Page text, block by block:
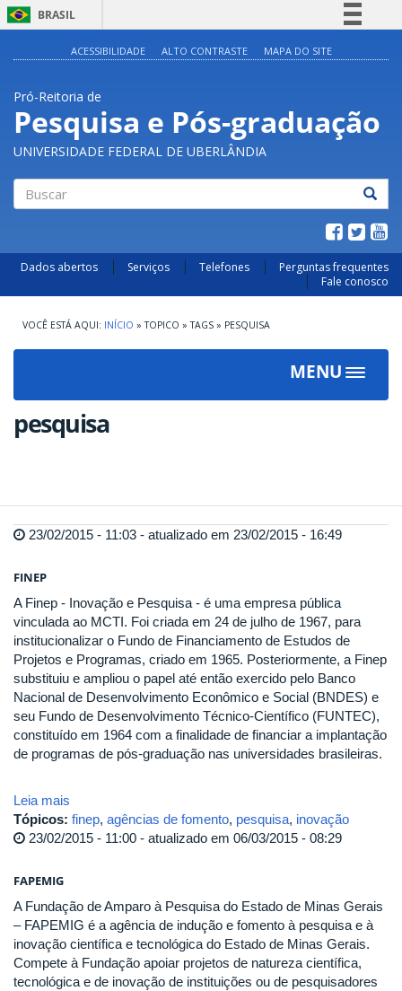
BRASIL
Acesso à informação
Legislação
Canais
ACESSIBILIDADE ALTO CONTRASTE MAPA DO SITE
Pró-Reitoria de
Pesquisa e Pós-graduação
UNIVERSIDADE FEDERAL DE UBERLÂNDIA
Dados abertos Serviços Telefones
Perguntas frequentes
Fale conosco
INÍCIO » TOPICO » TAGS » PESQUISA
MENU
Toggle
pesquisa
23/02/2015 - 11:03 - atualizado em 23/02/2015 - 16:49
FINEP
A Finep - Inovação e Pesquisa - é uma empresa pública
vinculada ao MCTI. Foi criada em 24 de julho de 1967, para
institucionalizar o Fundo de Financiamento de Estudos de
Projetos e Programas, criado em 1965. Posteriormente, a Finep
substituiu e ampliou o papel até então exercido pelo Banco
Nacional de Desenvolvimento Econômico e Social (BNDES) e
seu Fundo de Desenvolvimento Técnico-Científico (FUNTEC),
constituído em 1964 com a finalidade de financiar a implantação
de programas de pós-graduação nas universidades brasileiras.
Leia mais
Tópicos: finep, agências de fomento, pesquisa, inovação
23/02/2015 - 11:00 - atualizado em 06/03/2015 - 08:29
FAPEMIG
A Fundação de Amparo à Pesquisa do Estado de Minas Gerais
– FAPEMIG é a agência de indução e fomento à pesquisa e à
inovação científica e tecnológica do Estado de Minas Gerais.
Compete à Fundação apoiar projetos de natureza científica,
tecnológica e de inovação de instituições ou de pesquisadores